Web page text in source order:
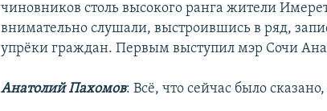
чиновников столь высокого ранга жители
внимательно слушали, выстроившись в ряд,
упрёки граждан. Первым выступил мэр Сочи
Анатолий Пахомов: Всё, что сейчас было